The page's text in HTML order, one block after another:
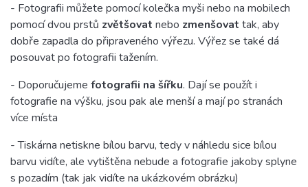
- Fotografii můžete pomocí kolečka myši nebo na mobilech
pomocí dvou prstů zvětšovat nebo zmenšovat tak, aby
dobře zapadla do připraveného výřezu. Výřez se také dá
posouvat po fotografii tažením.
- Doporučujeme fotografii na šířku. Dají se použít i
fotografie na výšku, jsou pak ale menší a mají po stranách
více místa
- Tiskárna netiskne bílou barvu, tedy v náhledu sice bílou
barvu vidíte, ale vytištěna nebude a fotografie jakoby splyne
s pozadím (tak jak vidíte na ukázkovém obrázku)